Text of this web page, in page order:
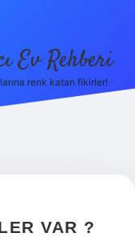
Ev Rehberi
renk katan fikirler!
VAR ?